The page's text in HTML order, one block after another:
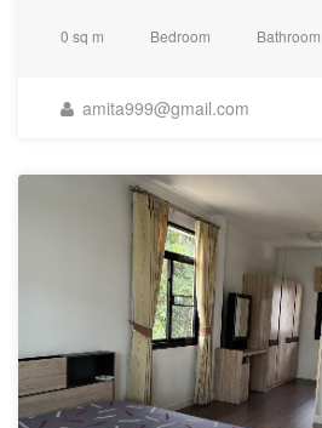
0 sq m Bedroom Bathroom
amita999@gmail.com